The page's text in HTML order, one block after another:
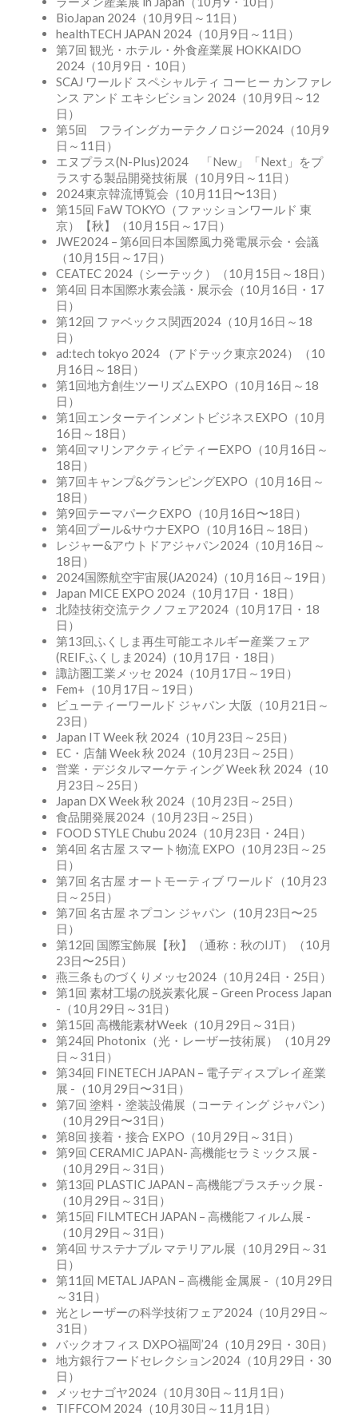
BioJapan 2024（10月9日～11日）
healthTECH JAPAN 2024（10月9日～11日）
第7回 観光・ホテル・外食産業展 HOKKAIDO
2024（10月9日・10日）
SCAJ ワールド スペシャルティ コーヒー カンファレ
ンス アンド エキシビション 2024（10月9日～12
日）
第5回 フライングカーテクノロジー2024（10月9
日～11日）
エヌプラス(N-Plus)2024 「New」「Next」をプ
ラスする製品開発技術展（10月9日～11日）
2024東京韓流博覧会（10月11日〜13日）
第15回 FaW TOKYO（ファッションワールド 東
京）【秋】（10月15日～17日）
JWE2024 – 第6回日本国際風力発電展示会・会議
（10月15日～17日）
CEATEC 2024（シーテック）（10月15日～18日）
第4回 日本国際水素会議・展示会（10月16日・17
日）
第12回 ファベックス関西2024（10月16日～18
日）
ad:tech tokyo 2024 （アドテック東京2024）（10
月16日～18日）
第1回地方創生ツーリズムEXPO（10月16日～18
日）
第1回エンターテインメントビジネスEXPO（10月
16日～18日）
第4回マリンアクティビティーEXPO（10月16日～
18日）
第7回キャンプ&グランピングEXPO（10月16日～
18日）
第9回テーマパークEXPO（10月16日〜18日）
第4回プール&サウナEXPO（10月16日～18日）
レジャー&アウトドアジャパン2024（10月16日～
18日）
2024国際航空宇宙展(JA2024)（10月16日～19日）
Japan MICE EXPO 2024（10月17日・18日）
北陸技術交流テクノフェア2024（10月17日・18
日）
第13回ふくしま再生可能エネルギー産業フェア
(REIFふくしま2024)（10月17日・18日）
諏訪圏工業メッセ 2024（10月17日～19日）
Fem+（10月17日～19日）
ビューティーワールド ジャパン 大阪（10月21日～
23日）
Japan IT Week 秋 2024（10月23日～25日）
EC・店舗 Week 秋 2024（10月23日～25日）
営業・デジタルマーケティング Week 秋 2024（10
月23日～25日）
Japan DX Week 秋 2024（10月23日～25日）
食品開発展2024（10月23日～25日）
FOOD STYLE Chubu 2024（10月23日・24日）
第4回 名古屋 スマート物流 EXPO（10月23日～25
日）
第7回 名古屋 オートモーティブ ワールド（10月23
日～25日）
第7回 名古屋 ネプコン ジャパン（10月23日〜25
日）
第12回 国際宝飾展【秋】（通称：秋のIJT）（10月
23日〜25日）
燕三条ものづくりメッセ2024（10月24日・25日）
第1回 素材工場の脱炭素化展 – Green Process Japan
-（10月29日～31日）
第15回 高機能素材Week（10月29日～31日）
第24回 Photonix（光・レーザー技術展）（10月29
日～31日）
第34回 FINETECH JAPAN – 電子ディスプレイ産業
展 -（10月29日〜31日）
第7回 塗料・塗装設備展（コーティング ジャパン）
（10月29日〜31日）
第8回 接着・接合 EXPO（10月29日～31日）
第9回 CERAMIC JAPAN- 高機能セラミックス展 -
（10月29日～31日）
第13回 PLASTIC JAPAN – 高機能プラスチック展 -
（10月29日～31日）
第15回 FILMTECH JAPAN – 高機能フィルム展 -
（10月29日～31日）
第4回 サステナブル マテリアル展（10月29日～31
日）
第11回 METAL JAPAN – 高機能 金属展 -（10月29日
～31日）
光とレーザーの科学技術フェア2024（10月29日～
31日）
バックオフィス DXPO福岡’24（10月29日・30日）
地方銀行フードセレクション2024（10月29日・30
日）
メッセナゴヤ2024（10月30日～11月1日）
TIFFCOM 2024（10月30日～11月1日）